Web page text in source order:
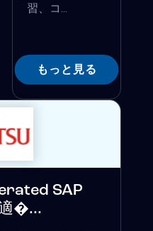
習、コ...
もっと見る
SAP
�...